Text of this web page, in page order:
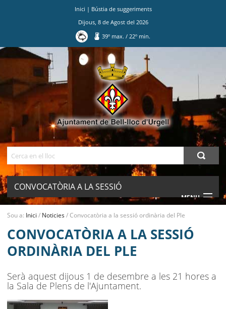
Inici | Bústia de suggeriments
Dijous, 8de Agostdel 2026
39º max./ 22º min.
CONVOCATÒRIA A LA SESSIÓ
ORDINÀRIA DEL PLE
MENU
AJUNTAMENT
MUNICIPI
SEU ELECTRÒNICA
BELL-LLOC SOLUCIONA
Sou a: Inici / Noticies/Convocatòria a la sessió ordinària del Ple
CONVOCATÒRIA A LA SESSIÓ
ORDINÀRIA DEL PLE
Serà aquest dijous 1 de desembre a les 21 hores a
la Sala de Plens de l'Ajuntament.